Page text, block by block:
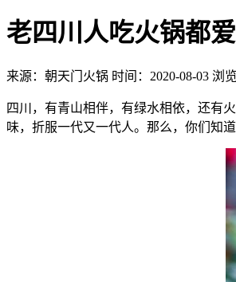
老四川人吃火锅都
来源：朝天门火锅 时间：2020-08-03 浏
四川，有青山相伴，有绿水相依，还有
味，折服一代又一代人。那么，你们知